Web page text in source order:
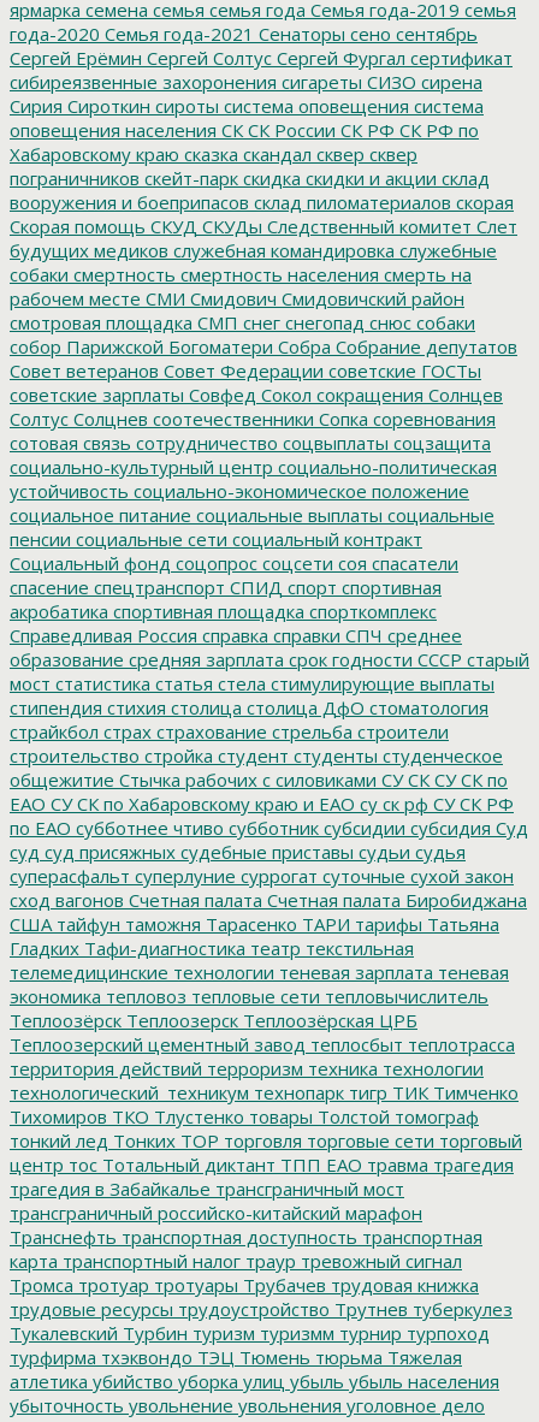
ярмарка семена семья семья года Семья года-2019 семья
года-2020 Семья года-2021 Сенаторы сено сентябрь
Сергей Ерёмин Сергей Солтус Сергей Фургал сертификат
сибиреязвенные захоронения сигареты СИЗО сирена
Сирия Сироткин сироты система оповещения система
оповещения населения СК СК России СК РФ СК РФ по
Хабаровскому краю сказка скандал сквер сквер
пограничников скейт-парк скидка скидки и акции склад
вооружения и боеприпасов склад пиломатериалов скорая
Скорая помощь СКУД СКУДы Следственный комитет Слет
будущих медиков служебная командировка служебные
собаки смертность смертность населения смерть на
рабочем месте СМИ Смидович Смидовичский район
смотровая площадка СМП снег снегопад снюс собаки
собор Парижской Богоматери Собра Собрание депутатов
Совет ветеранов Совет Федерации советские ГОСТы
советские зарплаты Совфед Сокол сокращения Солнцев
Солтус Солцнев соотечественники Сопка соревнования
сотовая связь сотрудничество соцвыплаты соцзащита
социально-культурный центр социально-политическая
устойчивость социально-экономическое положение
социальное питание социальные выплаты социальные
пенсии социальные сети социальный контракт
Социальный фонд соцопрос соцсети соя спасатели
спасение спецтранспорт СПИД спорт спортивная
акробатика спортивная площадка спорткомплекс
Справедливая Россия справка справки СПЧ среднее
образование средняя зарплата срок годности СССР старый
мост статистика статья стела стимулирующие выплаты
стипендия стихия столица столица ДфО стоматология
страйкбол страх страхование стрельба строители
строительство стройка студент студенты студенческое
общежитие Стычка рабочих с силовиками СУ СК СУ СК по
ЕАО СУ СК по Хабаровскому краю и ЕАО су ск рф СУ СК РФ
по ЕАО субботнее чтиво субботник субсидии субсидия Суд
суд суд присяжных судебные приставы судьи судья
суперасфальт суперлуние суррогат суточные сухой закон
сход вагонов Счетная палата Счетная палата Биробиджана
США тайфун таможня Тарасенко ТАРИ тарифы Татьяна
Гладких Тафи-диагностика театр текстильная
телемедицинские технологии теневая зарплата теневая
экономика тепловоз тепловые сети тепловычислитель
Теплоозёрск Теплоозерск Теплоозёрская ЦРБ
Теплоозерский цементный завод теплосбыт теплотрасса
территория действий терроризм техника технологии
технологический_техникум технопарк тигр ТИК Тимченко
Тихомиров ТКО Тлустенко товары Толстой томограф
тонкий лед Тонких ТОР торговля торговые сети торговый
центр тос Тотальный диктант ТПП ЕАО травма трагедия
трагедия в Забайкалье трансграничный мост
трансграничный российско-китайский марафон
Транснефть транспортная доступность транспортная
карта транспортный налог траур тревожный сигнал
Тромса тротуар тротуары Трубачев трудовая книжка
трудовые ресурсы трудоустройство Трутнев туберкулез
Тукалевский Турбин туризм туризмм турнир турпоход
турфирма тхэквондо ТЭЦ Тюмень тюрьма Тяжелая
атлетика убийство уборка улиц убыль убыль населения
убыточность увольнение увольнения уголовное дело